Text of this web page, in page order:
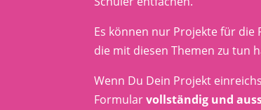
Es können nur Projekte für
die mit diesen Themen zu tun
Wenn Du Dein Projekt
Formularvollständig und